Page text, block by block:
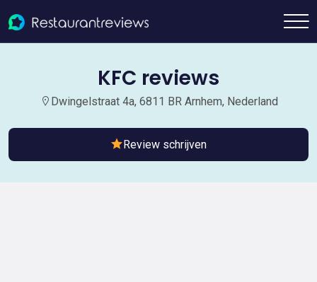
KFC reviews
Dwingelstraat 4a, 6811 BR Arnhem, Nederland
Review schrijven